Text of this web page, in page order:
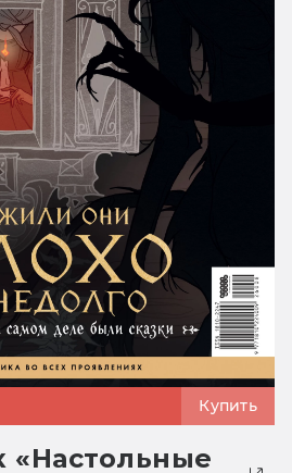
Купить
«Настольные